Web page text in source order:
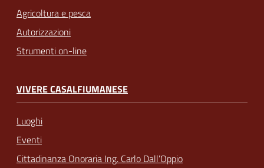
Agricoltura e pesca
Autorizzazioni
Strumenti on-line
VIVERE CASALFIUMANESE
Luoghi
Eventi
Cittadinanza Onoraria Ing. Carlo Dall’Oppio